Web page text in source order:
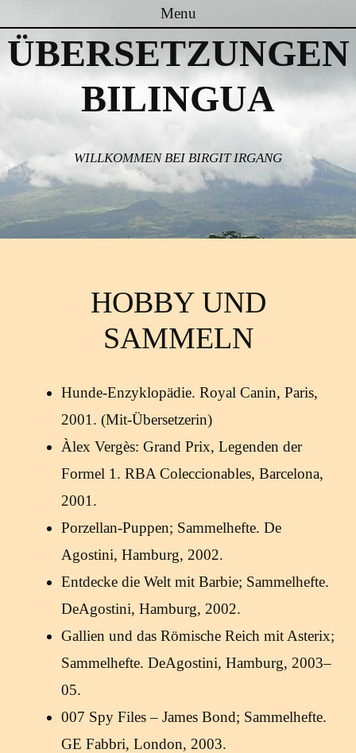
Menu
Skip to content
ÜBERSETZUNGEN
BILINGUA
WILLKOMMEN BEI BIRGIT IRGANG
HOBBY UND
SAMMELN
Hunde-Enzyklopädie. Royal Canin, Paris,
2001. (Mit-Übersetzerin)
Àlex Vergès: Grand Prix, Legenden der
Formel 1. RBA Coleccionables, Barcelona,
2001.
Porzellan-Puppen; Sammelhefte. De
Agostini, Hamburg, 2002.
Entdecke die Welt mit Barbie; Sammelhefte.
DeAgostini, Hamburg, 2002.
Gallien und das Römische Reich mit Asterix;
Sammelhefte. DeAgostini, Hamburg, 2003–
05.
007 Spy Files – James Bond; Sammelhefte.
GE Fabbri, London, 2003.